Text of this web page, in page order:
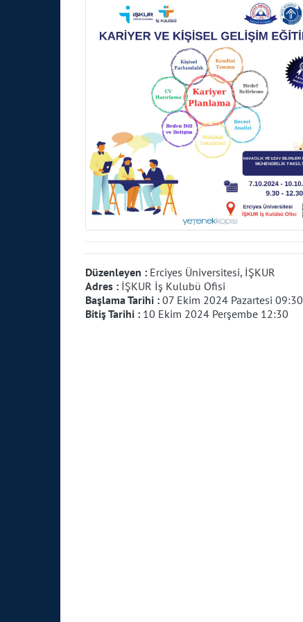
Düzenleyen : Erciyes Üniversitesi, İŞKUR
Adres : İŞKUR İş Kulubü Ofisi
Başlama Tarihi : 07 Ekim 2024 Pazartesi 09:30
Bitiş Tarihi : 10 Ekim 2024 Perşembe 12:30